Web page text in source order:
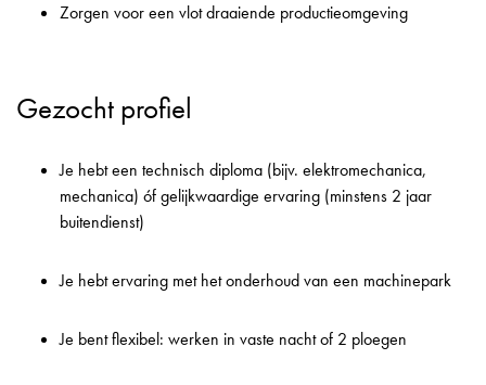
Zorgen voor een vlot draaiende productieomgeving
Gezocht profiel
Je hebt een technisch diploma (bijv. elektromechanica,
mechanica) óf gelijkwaardige ervaring (minstens 2 jaar
buitendienst)
Je hebt ervaring met het onderhoud van een machinepark
Je bent flexibel: werken in vaste nacht of 2 ploegen